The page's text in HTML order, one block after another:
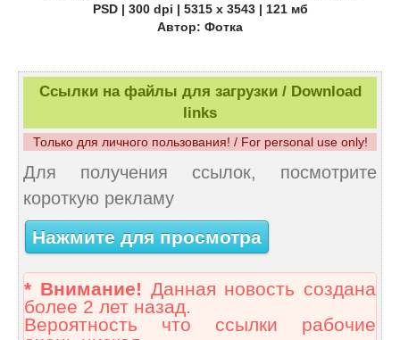
PSD | 300 dpi | 5315 x 3543 | 121 мб
Автор: Фотка
Ссылки на файлы для загрузки / Download
links
Только для личного пользования! / For personal use only!
Для получения ссылок, посмотрите
короткую рекламу
Нажмите для просмотра
* Внимание! Данная новость создана
более 2 лет назад.
Вероятность что ссылки рабочие